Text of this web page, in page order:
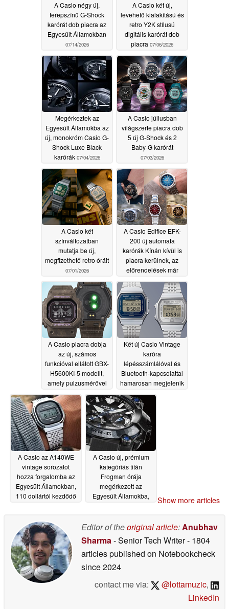
A Casio négy új,
terepszínű G-Shock
karórát dob piacra az
Egyesült Államokban
07/14/2026
A Casio két új,
levehető kialakítású és
retro Y2K stílusú
digitális karórát dob
piacra 07/06/2026
Megérkeztek az
Egyesült Államokba az
új, monokróm Casio G-
Shock Luxe Black
karórák 07/04/2026
A Casio júliusban
világszerte piacra dob
5 új G-Shock és 2
Baby-G karórát
07/03/2026
A Casio két
színváltozatban
mutatja be új,
megfizethető retro óráit
07/01/2026
A Casio Edifice EFK-
200 új automata
karórák Kínán kívül is
piacra kerülnek, az
előrendelések már
07/01/2026
A Casio piacra dobja
az új, számos
funkcióval ellátott GBX-
H5600KI-5 modellt,
amely pulzusmérővel
rendelkezik
07/01/2026
Két új Casio Vintage
karóra
lépésszámlálóval és
Bluetooth-kapcsolattal
hamarosan megjelenik
06/29/2026
A Casio az A140WE
vintage sorozatot
hozza forgalomba az
Egyesült Államokban,
110 dollártól kezdődő
A Casio új, prémium
kategóriás titán
Frogman órája
megérkezett az
Egyesült Államokba,
Show more articles
Editor of theoriginal article:Anubhav
Sharma- Senior Tech Writer- 1804
articles published on Notebookcheck
since 2024
contact me via:
@lottamuzic,
LinkedIn